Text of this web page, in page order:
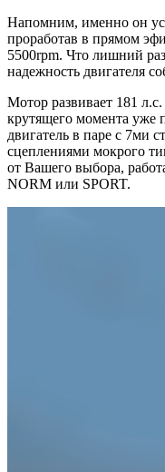
Напомним, именно он
проработав в прямом
5500rpm. Что лишний
надежность двигателя
Мотор развивает 181
крутящего момента уже
двигатель в паре с 7ми
сцеплениями мокрого
от Вашего выбора,
NORM или SPORT.